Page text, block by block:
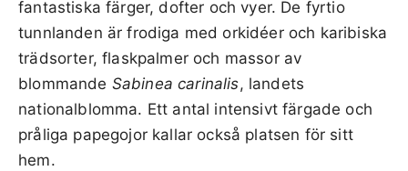
fantastiska färger, dofter och vyer. De fyrtio
tunnlanden är frodiga med orkidéer och karibiska
trädsorter, flaskpalmer och massor av
blommande Sabinea carinalis, landets
nationalblomma. Ett antal intensivt färgade och
pråliga papegojor kallar också platsen för sitt
hem.